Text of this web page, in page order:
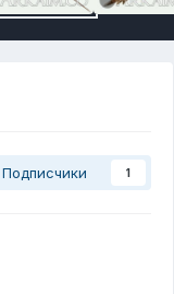
Подписчики 1